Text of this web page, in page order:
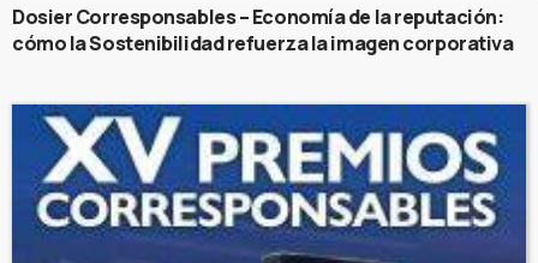
Dosier Corresponsables – Economía de la reputación:
cómo la Sostenibilidad refuerza la imagen corporativa